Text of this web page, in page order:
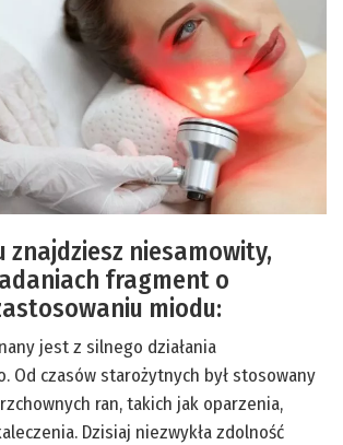
znajdziesz niesamowity,
fragment o
miodu:
jest z silnego działania
Od czasów starożytnych był stosowany
ran, takich jak oparzenia,
Dzisiaj niezwykła zdolność